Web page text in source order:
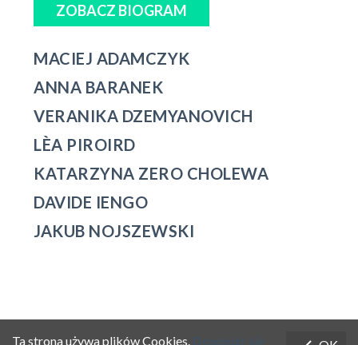
ZOBACZ BIOGRAM
MACIEJ ADAMCZYK
ANNA BARANEK
VERANIKA DZEMYANOVICH
LÈA PIROIRD
KATARZYNA ZERO CHOLEWA
DAVIDE IENGO
JAKUB NOJSZEWSKI
Ta strona używa plików Cookies.